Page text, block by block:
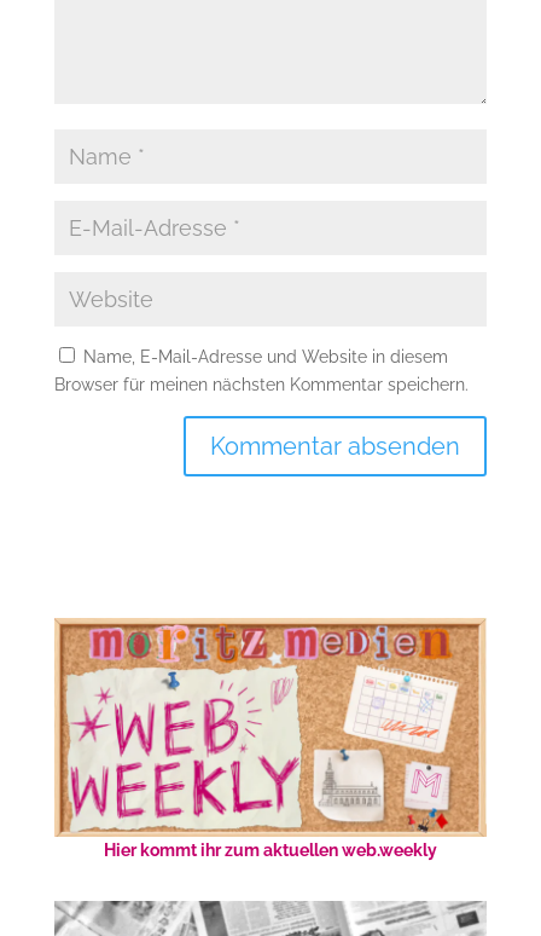
Name, E-Mail-Adresse und Website in diesem
Browser für meinen nächsten Kommentar speichern.
Hier kommt ihr zum aktuellen web.weekly